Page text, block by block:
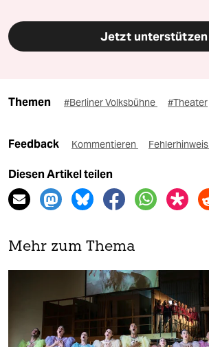
Jetzt unterstützen
Themen #Berliner Volksbühne #Theater
Feedback Kommentieren Fehlerhinweis
Diesen Artikel teilen
Mehr zum Thema